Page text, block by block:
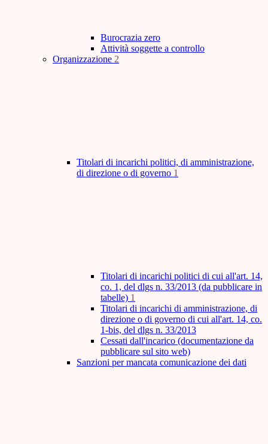
Burocrazia zero
Attività soggette a controllo
Organizzazione 2
Titolari di incarichi politici, di amministrazione,
di direzione o di governo 1
Titolari di incarichi politici di cui all'art. 14,
co. 1, del dlgs n. 33/2013 (da pubblicare in
tabelle) 1
Titolari di incarichi di amministrazione, di
direzione o di governo di cui all'art. 14, co.
1-bis, del dlgs n. 33/2013
Cessati dall'incarico (documentazione da
pubblicare sul sito web)
Sanzioni per mancata comunicazione dei dati